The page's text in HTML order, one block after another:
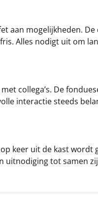
aan mogelijkheden.
Alles nodigt uit om
collega’s. De
interactie steeds
keer uit de kast wordt
uitnodiging tot samen